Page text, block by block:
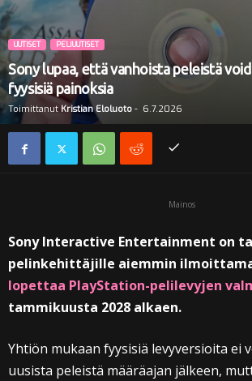
i
UUTISET PELIUUTISET
Sony lupaa, että vanhoista peleistä
fyysisiä painoksia
Toimittanut Kristian Eloluoto - 6.7.2026
Mainos
Sony Interactive Entertainment on
pelinkehittäjille aiemmin
lopettaa PlayStation-pelilevyjen
tammikuusta 2028 alkaen.
Yhtiön mukaan fyysisiä levyversioita ei
uusista peleistä määräajan jälkeen,